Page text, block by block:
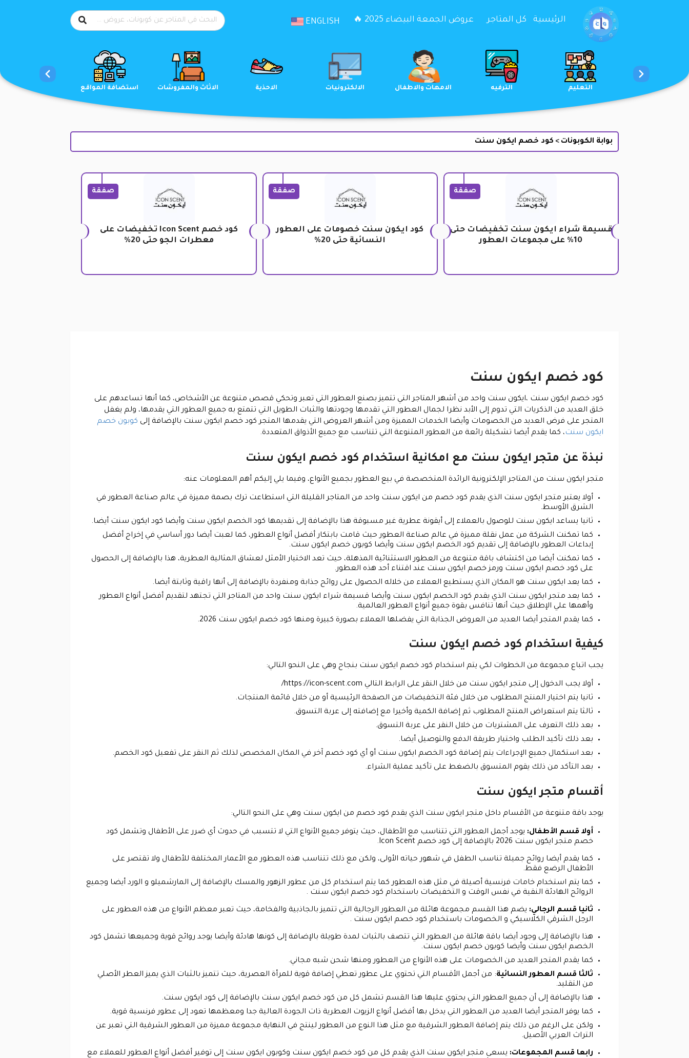
تخطي إلى المحتوى
الرئيسية كل المتاجر عروض الجمعة البيضاء 2025 🔥 ENGLISH
استضافة المواقع الاثاث والمفروشات الاحذية الالكترونيات الامهات والاطفال الترفيه الجمال والعناية
بوابة الكوبونات > كود خصم ايكون سنت
صفقة
قسيمة شراء ايكون سنت تخفيضات حتى
10% على مجموعات العطور
صفقة
كود ايكون سنت خصومات على العطور
النسائية حتى 20%
صفقة
كود خصم Icon Scent تخفيضات على
معطرات الجو حتى 20%
كود خصم ايكون سنت
كود خصم ايكون سنت ،ايكون سنت واحد من أشهر المتاجر التي تتميز بصنع العطور التي تعبر وتحكي قصص متنوعة عن الأشخاص، كما أنها تساعدهم على
خلق العديد من الذكريات التي تدوم إلى الأبد نظرا لجمال العطور التي تقدمها وجودتها والثبات الطويل التي تتمتع به جميع العطور التي يقدمها، ولم يغفل
المتجر على فرض العديد من الخصومات وأيضا الخدمات المميزة ومن أشهر العروض التي يقدمها المتجر كود خصم ايكون سنت بالإضافة إلى كوبون خصم
ايكون سنت، كما يقدم أيضا تشكيلة رائعة من العطور المتنوعة التي تتناسب مع جميع الأذواق المتعددة.
نبذة عن متجر ايكون سنت مع امكانية استخدام كود خصم ايكون سنت
متجر ايكون سنت من المتاجر الإلكترونية الرائدة المتخصصة في بيع العطور بجميع الأنواع، وفيما يلي إليكم أهم المعلومات عنه:
أولا يعتبر متجر ايكون سنت الذي يقدم كود خصم من ايكون سنت واحد من المتاجر القليلة التي استطاعت ترك بصمة مميزة في عالم صناعة العطور في
الشرق الأوسط.
ثانيا يساعد ايكون سنت للوصول بالعملاء إلى أيقونة عطرية غير مسبوقة هذا بالإضافة إلى تقديمها كود الخصم ايكون سنت وأيضا كود ايكون سنت أيضا.
كما تمكنت الشركة من عمل نقلة مميزة في عالم صناعة العطور حيث قامت بابتكار أفضل أنواع العطور، كما لعبت أيضا دور أساسي في إخراج أفضل
إبداعات العطور بالإضافة إلى تقديم كود الخصم ايكون سنت وأيضا كوبون خصم ايكون سنت.
كما تمكنت أيضا من اكتشاف باقة متنوعة من العطور الاستثنائية المذهلة، حيث تعد الاختيار الأمثل لعشاق المثالية العطرية، هذا بالإضافة إلى الحصول
على كود خصم ايكون سنت ورمز خصم ايكون سنت عند اقتناء أحد هذه العطور.
كما يعد ايكون سنت هو المكان الذي يستطيع العملاء من خلاله الحصول على روائح جذابة ومنفردة بالإضافة إلى أنها راقية وثابتة أيضا.
كما يعد متجر ايكون سنت الذي يقدم كود الخصم ايكون سنت وأيضا قسيمة شراء ايكون سنت واحد من المتاجر التي تجتهد لتقديم أفضل أنواع العطور
وأهمها علي الإطلاق حيث أنها تنافس بقوة جميع أنواع العطور العالمية.
كما يقدم المتجر أيضا العديد من العروض الجذابة التي يفضلها العملاء بصورة كبيرة ومنها كود خصم ايكون سنت 2026.
كيفية استخدام كود خصم ايكون سنت
يجب اتباع مجموعة من الخطوات لكي يتم استخدام كود خصم ايكون سنت بنجاح وهي على النحو التالي:
أولا يجب الدخول إلى متجر ايكون سنت من خلال النقر على الرابط التالي https://icon-scent.com/
ثانيا يتم اختيار المنتج المطلوب من خلال فئة التخفيضات من الصفحة الرئيسية أو من خلال قائمة المنتجات.
ثالثا يتم استعراض المنتج المطلوب ثم إضافة الكمية وأخيرا مع إضافته إلى عربة التسوق.
بعد ذلك التعرف على المشتريات من خلال النقر على عربة التسوق.
بعد ذلك تأكيد الطلب واختيار طريقة الدفع والتوصيل أيضا.
بعد استكمال جميع الإجراءات يتم إضافة كود الخصم ايكون سنت أو أي كود خصم آخر في المكان المخصص لذلك ثم النقر على تفعيل كود الخصم.
بعد التأكد من ذلك يقوم المتسوق بالضغط على تأكيد عملية الشراء.
أقسام متجر ايكون سنت
يوجد باقة متنوعة من الأقسام داخل متجر ايكون سنت الذي يقدم كود خصم من ايكون سنت وهي على النحو التالي:
أولا قسم الأطفال: يوجد أجمل العطور التي تتناسب مع الأطفال، حيث يتوفر جميع الأنواع التي لا تتسبب في حدوث أي ضرر على الأطفال وتشمل كود
خصم متجر ايكون سنت 2026 بالإضافة إلى كود خصم Icon Scent.
كما يقدم أيضا روائح جميلة تناسب الطفل في شهور حياته الأولى، ولكن مع ذلك تتناسب هذه العطور مع الأعمار المختلفة للأطفال ولا تقتصر على
الأطفال الرضع فقط.
كما يتم استخدام خامات فرنسية أصيلة في مثل هذه العطور كما يتم استخدام كل من عطور الزهور والمسك بالإضافة إلى المارشميلو و الورد أيضا وجميع
الروائح الهادئة النقية في نفس الوقت و التخفيضات باستخدام كود خصم ايكون سنت .
ثانيا قسم الرجالي: يضم هذا القسم مجموعة هائلة من العطور الرجالية التي تتميز بالجاذبية والفخامة، حيث تعبر معظم الأنواع من هذه العطور على
الرجل الشرقي الكلاسيكي و الخصومات باستخدام كود خصم ايكون سنت .
هذا بالإضافة إلى وجود أيضا باقة هائلة من العطور التي تتصف بالثبات لمدة طويلة بالإضافة إلى كونها هادئة وأيضا يوجد روائح قوية وجميعها تشمل كود
الخصم ايكون سنت وأيضا كوبون خصم ايكون سنت.
كما يقدم المتجر العديد من الخصومات على هذه الأنواع من العطور ومنها شحن شبه مجاني.
ثالثا قسم العطور النسائية: من أجمل الأقسام التي تحتوي على عطور تعطي إضافة قوية للمرأة العصرية، حيث تتميز بالثبات الذي يميز العطر الأصلي
من التقليد.
هذا بالإضافة إلى أن جميع العطور التي يحتوي عليها هذا القسم تشمل كل من كود خصم ايكون سنت بالإضافة إلى كود ايكون سنت.
كما يوفر المتجر أيضا العديد من العطور التي يدخل بها أفضل أنواع الزيوت العطرية ذات الجودة العالية جدا ومعظمها تعود إلى عطور فرنسية قوية.
ولكن على الرغم من ذلك يتم إضافة العطور الشرقية مع مثل هذا النوع من العطور لينتج في النهاية مجموعة مميزة من العطور الشرقية التي تعبر عن
التراث العربي الأصيل.
رابعا قسم المجموعات: يسعى متجر ايكون سنت الذي يقدم كل من كود خصم ايكون سنت وكوبون ايكون سنت إلى توفير أفضل أنواع العطور للعملاء مع